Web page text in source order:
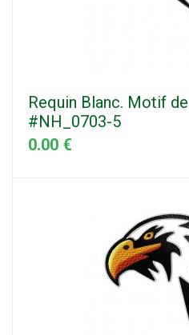
Requin Blanc. Motif
#NH_0703-5
0.00 €